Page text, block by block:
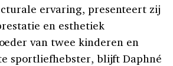
ervaring, presenteert zij
en esthetiek
van twee kinderen en
sportliefhebster, blijft Daphné